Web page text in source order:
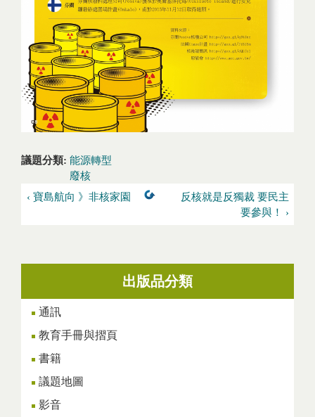
議題分類: 能源轉型
廢核
‹ 寶島航向 》非核家園
反核就是反獨裁 要民主
要參與！ ›
出版品分類
通訊
教育手冊與摺頁
書籍
議題地圖
影音